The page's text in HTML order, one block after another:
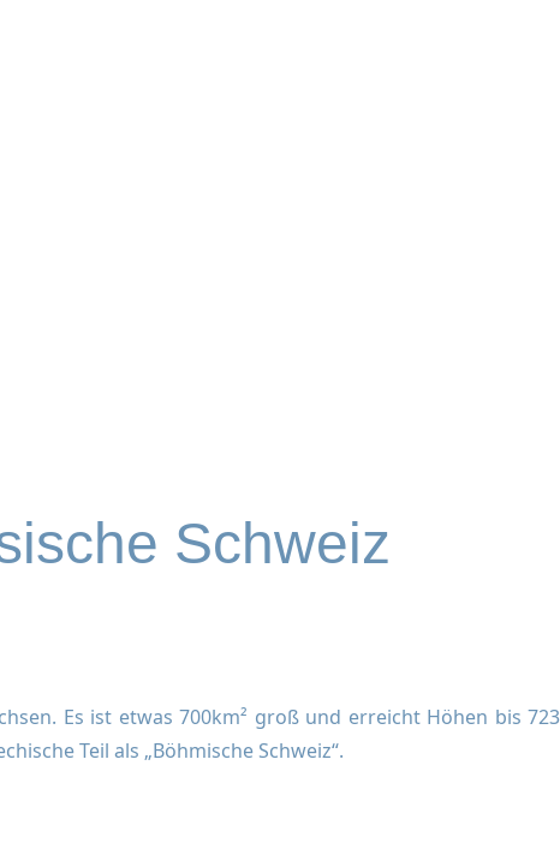
Schweiz
Es ist etwas 700km² groß und erreicht Höhen bis 723
Teil als „Böhmische Schweiz“.